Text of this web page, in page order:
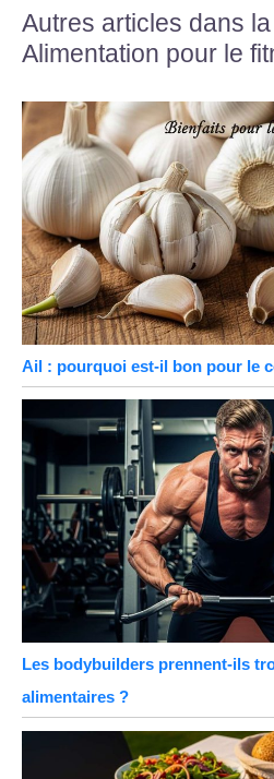
Autres articles dans
Alimentation pour le
Ail : pourquoi est-il bon pour le
Les bodybuilders prennent-ils
alimentaires ?